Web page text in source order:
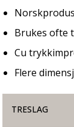
Brukes ofte
Cu
Flere
TRESLAG